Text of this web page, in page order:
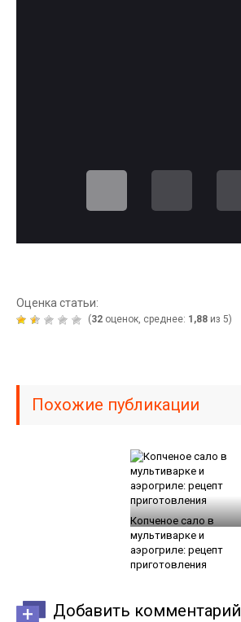
Оценка статьи:
(32оценок, среднее: 1,88из 5)
Похожие публикации
Копченое сало в
мультиварке и
аэрогриле: рецепт
приготовления
Добавить комментарий